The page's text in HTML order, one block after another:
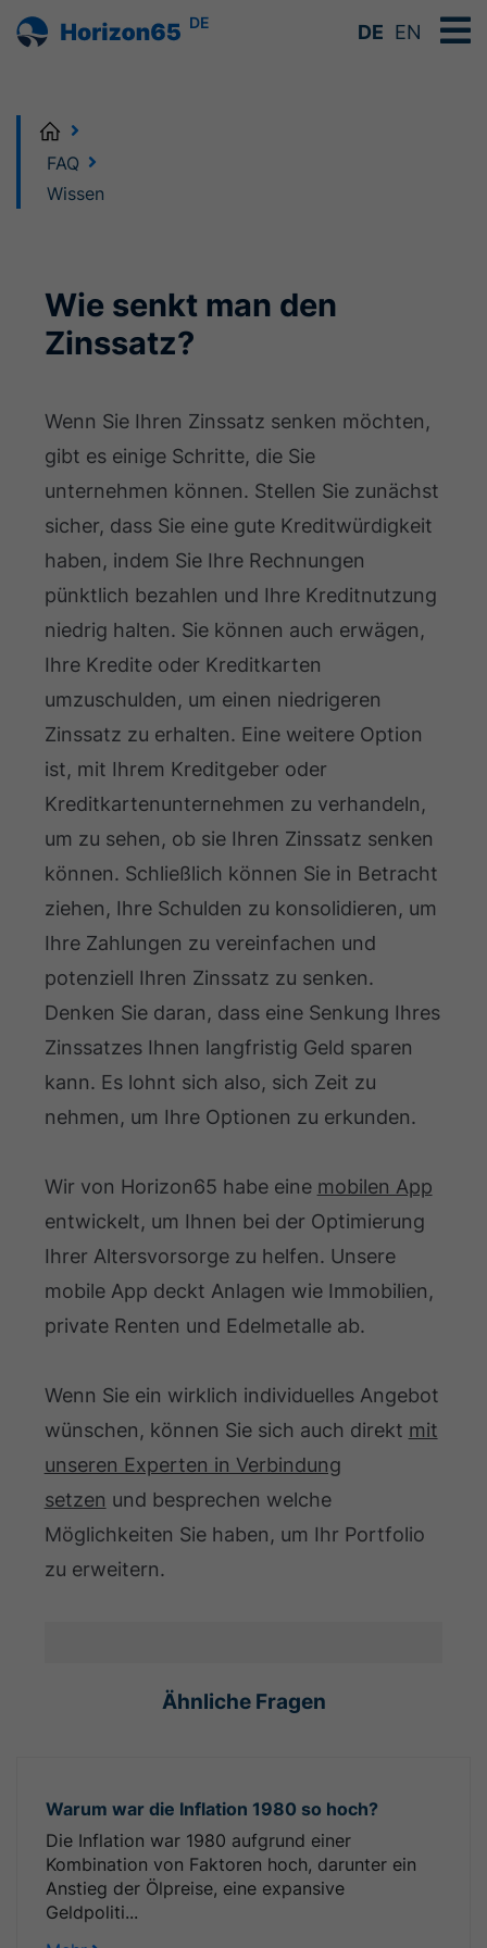
DE DE EN
Home
FAQ
Wissen
Wie senkt man den
Zinssatz?
Wenn Sie Ihren Zinssatz senken möchten,
gibt es einige Schritte, die Sie
unternehmen können. Stellen Sie zunächst
sicher, dass Sie eine gute Kreditwürdigkeit
haben, indem Sie Ihre Rechnungen
pünktlich bezahlen und Ihre Kreditnutzung
niedrig halten. Sie können auch erwägen,
Ihre Kredite oder Kreditkarten
umzuschulden, um einen niedrigeren
Zinssatz zu erhalten. Eine weitere Option
ist, mit Ihrem Kreditgeber oder
Kreditkartenunternehmen zu verhandeln,
um zu sehen, ob sie Ihren Zinssatz senken
können. Schließlich können Sie in Betracht
ziehen, Ihre Schulden zu konsolidieren, um
Ihre Zahlungen zu vereinfachen und
potenziell Ihren Zinssatz zu senken.
Denken Sie daran, dass eine Senkung Ihres
Zinssatzes Ihnen langfristig Geld sparen
kann. Es lohnt sich also, sich Zeit zu
nehmen, um Ihre Optionen zu erkunden.
Wir von Horizon65 habe eine mobilen App
entwickelt, um Ihnen bei der Optimierung
Ihrer Altersvorsorge zu helfen. Unsere
mobile App deckt Anlagen wie Immobilien,
private Renten und Edelmetalle ab.
Wenn Sie ein wirklich individuelles Angebot
wünschen, können Sie sich auch direkt mit
unseren Experten in Verbindung
setzen und besprechen welche
Möglichkeiten Sie haben, um Ihr Portfolio
zu erweitern.
Ähnliche Fragen
Warum war die Inflation 1980 so hoch?
Die Inflation war 1980 aufgrund einer
Kombination von Faktoren hoch, darunter ein
Anstieg der Ölpreise, eine expansive
Geldpoliti...